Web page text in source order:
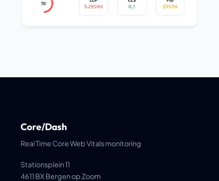
Core/Dash
Real Time Core Web Vitals monitoring
Stationsplein 11
4611 BX Bergen op Zoom